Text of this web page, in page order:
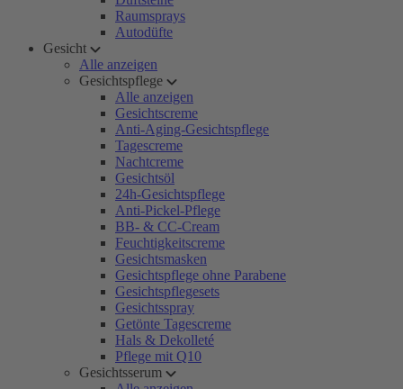
Raumsprays
Autodüfte
Gesicht
Alle anzeigen
Gesichtspflege
Alle anzeigen
Gesichtscreme
Anti-Aging-Gesichtspflege
Tagescreme
Nachtcreme
Gesichtsöl
24h-Gesichtspflege
Anti-Pickel-Pflege
BB- & CC-Cream
Feuchtigkeitscreme
Gesichtsmasken
Gesichtspflege ohne Parabene
Gesichtspflegesets
Gesichtsspray
Getönte Tagescreme
Hals & Dekolleté
Pflege mit Q10
Gesichtsserum